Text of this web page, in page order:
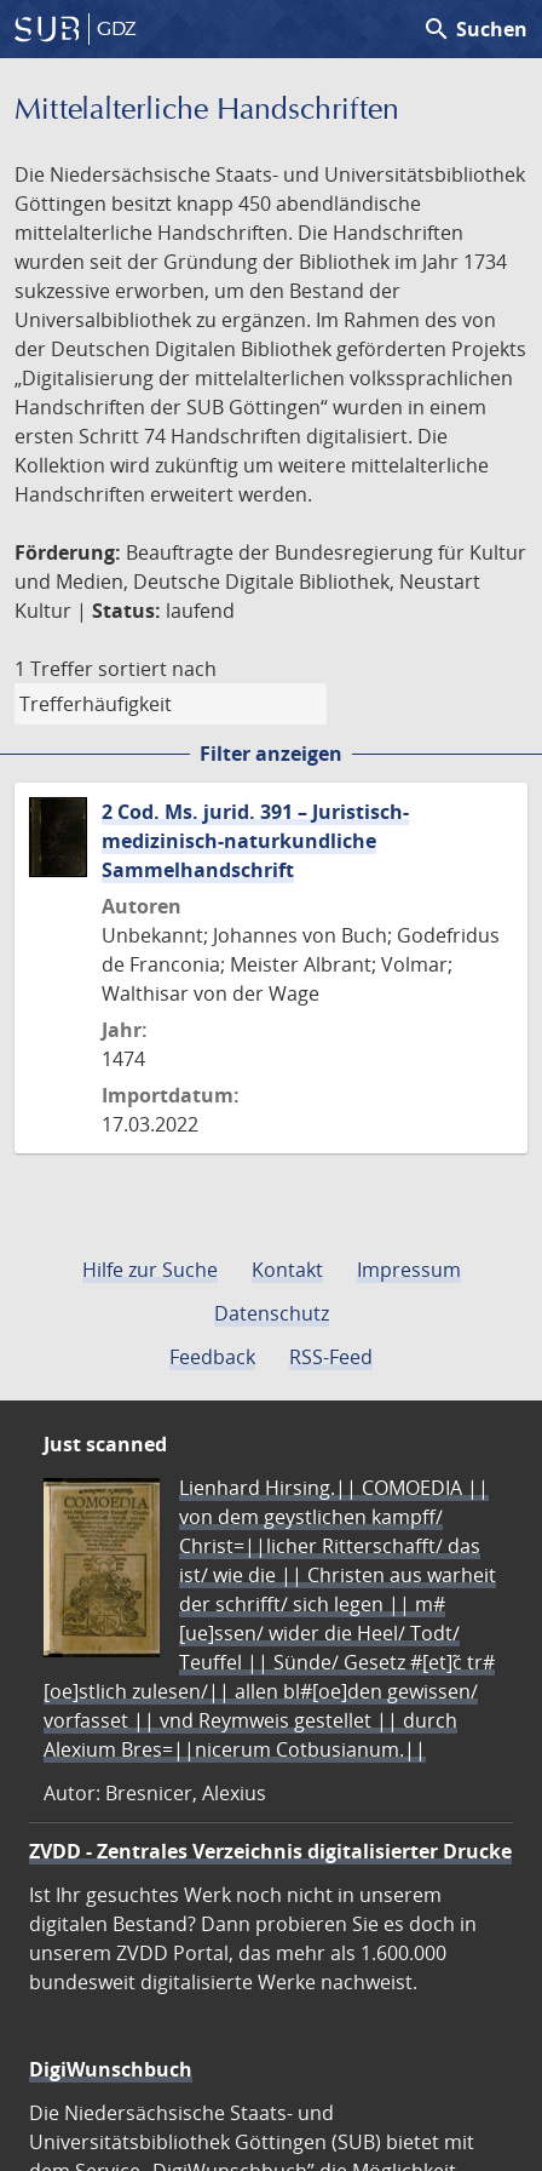
GDZ search Suchen
Mittelalterliche Handschriften
Die Niedersächsische Staats- und Universitätsbibliothek
Göttingen besitzt knapp 450 abendländische
mittelalterliche Handschriften. Die Handschriften
wurden seit der Gründung der Bibliothek im Jahr 1734
sukzessive erworben, um den Bestand der
Universalbibliothek zu ergänzen. Im Rahmen des von
der Deutschen Digitalen Bibliothek geförderten Projekts
„Digitalisierung der mittelalterlichen volkssprachlichen
Handschriften der SUB Göttingen“ wurden in einem
ersten Schritt 74 Handschriften digitalisiert. Die
Kollektion wird zukünftig um weitere mittelalterliche
Handschriften erweitert werden.
Förderung: Beauftragte der Bundesregierung für Kultur
und Medien, Deutsche Digitale Bibliothek, Neustart
Kultur | Status: laufend
1 Treffer sortiert nach
Filter anzeigen
2 Cod. Ms. jurid. 391 – Juristisch-
medizinisch-naturkundliche
Sammelhandschrift
Autoren
Unbekannt; Johannes von Buch; Godefridus
de Franconia; Meister Albrant; Volmar;
Walthisar von der Wage
Jahr:
1474
Importdatum:
17.03.2022
Hilfe zur Suche Kontakt
Impressum
Datenschutz
Feedback
RSS-Feed
Just scanned
Lienhard Hirsing.|| COMOEDIA ||
von dem geystlichen kampff/
Christ=||licher Ritterschafft/ das
ist/ wie die || Christen aus warheit
der schrifft/ sich legen || m#
[ue]ssen/ wider die Heel/ Todt/
Teuffel || Sünde/ Gesetz #[et]c̃ tr#
[oe]stlich zulesen/|| allen bl#[oe]den gewissen/
vorfasset || vnd Reymweis gestellet || durch
Alexium Bres=||nicerum Cotbusianum.||
Autor: Bresnicer, Alexius
ZVDD - Zentrales Verzeichnis digitalisierter Drucke
Ist Ihr gesuchtes Werk noch nicht in unserem
digitalen Bestand? Dann probieren Sie es doch in
unserem ZVDD Portal, das mehr als 1.600.000
bundesweit digitalisierte Werke nachweist.
DigiWunschbuch
Die Niedersächsische Staats- und
Universitätsbibliothek Göttingen (SUB) bietet mit